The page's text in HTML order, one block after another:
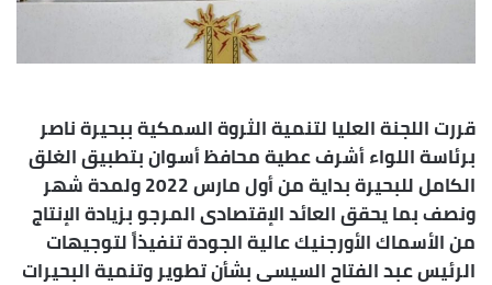
قررت اللجنة العليا لتنمية الثروة السمكية ببحيرة ناصر
برئاسة اللواء أشرف عطية محافظ أسوان بتطبيق الغلق
الكامل للبحيرة بداية من أول مارس 2022 ولمدة شهر
ونصف بما يحقق العائد الإقتصادى المرجو بزيادة الإنتاج
من الأسماك الأورجنيك عالية الجودة تنفيذاً لتوجيهات
الرئيس عبد الفتاح السيسى بشأن تطوير وتنمية البحيرات